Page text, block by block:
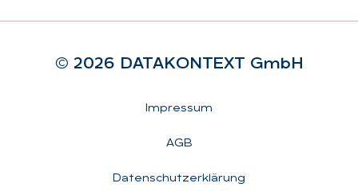
© 2026 DA­TA­KON­TEXT GmbH
Impressum
AGB
Datenschutzerklärung